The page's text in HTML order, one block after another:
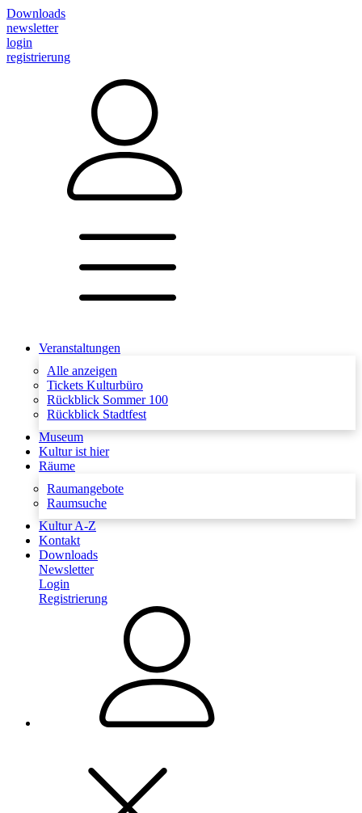
Downloads
newsletter
login
registrierung
Veranstaltungen
Alle anzeigen
Tickets Kulturbüro
Rückblick Sommer 100
Rückblick Stadtfest
Museum
Kultur ist hier
Räume
Raumangebote
Raumsuche
Kultur A-Z
Kontakt
Downloads
Newsletter
Login
Registrierung